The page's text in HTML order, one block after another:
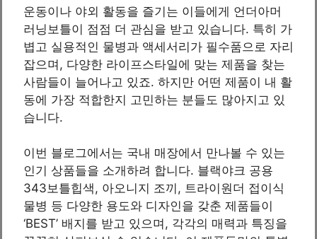
운동이나 야외 활동을 즐기는 이들에게 언더아머
러닝보틀이 점점 더 관심을 받고 있습니다. 특히 가
볍고 실용적인 물병과 액세서리가 필수품으로 자리
잡으며, 다양한 라이프스타일에 맞는 제품을 찾는
사람들이 늘어나고 있죠. 하지만 어떤 제품이 내 활
동에 가장 적합한지 고민하는 분들도 많아지고 있
습니다.
이번 블로그에서는 국내 매장에서 만나볼 수 있는
인기 상품들을 소개하려 합니다. 블랙야크 공용
343보틀힙색, 아오니지 조끼, 트라이원더 접이식
물병 등 다양한 용도와 디자인을 갖춘 제품들이
‘BEST’ 배지를 받고 있으며, 각각의 매력과 특징을